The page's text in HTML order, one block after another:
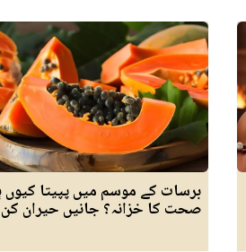
برسات کے موسم میں پپیتا کیوں
صحت کا خزانہ؟ جانیں حیران کن